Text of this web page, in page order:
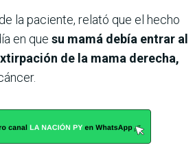
la paciente, relató que el hecho
en que su mamá debía entrar al
de la mama derecha,